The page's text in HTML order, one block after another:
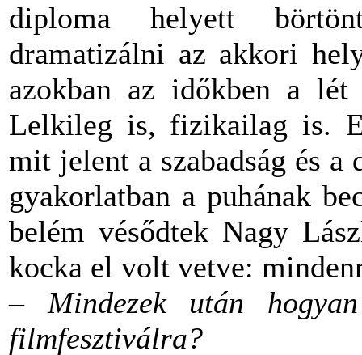
diploma helyett
dramatizálni az akkori
azokban az időkben a lét
Lelkileg is, fizikailag is.
mit jelent a szabadság és
gyakorlatban a puhának
belém vésődtek Nagy
kocka el volt vetve:
– Mindezek után
filmfesztiválra?